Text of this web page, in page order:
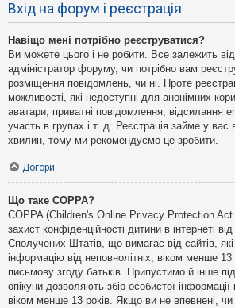
Вхід на форум і реєстрація
Навіщо мені потрібно реєструватися?
Ви можете цього і не робити. Все залежить
адміністратор форуму, чи потрібно вам
розміщення повідомлень, чи ні. Проте
можливості, які недоступні для анонімних
аватари, приватні повідомлення, відсилання
участь в групах і т. д. Реєстрація займе у вас
хвилин, тому ми рекомендуємо це зробити.
Догори
Що таке COPPA?
COPPA (Children's Online Privacy Protection
захист конфіденційності дитини в інтернеті
Сполучених Штатів, що вимагає від сайтів,
інформацію від неповнолітніх, віком менше
письмову згоду батьків. Припустимо й інше
опікуни дозволяють збір особистої інформації
віком менше 13 років. Якщо ви не впевнені,